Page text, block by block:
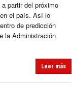
partir del próximo
el país. Así lo
de predicción
la Administración
Leer más